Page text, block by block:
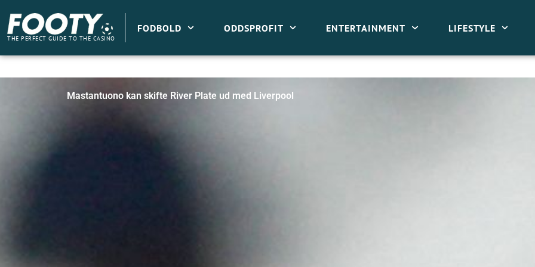
indholdet
THE PERFECT GUIDE TO THE CASINO
FODBOLD ODDSPROFIT ENTERTAINMENT LIFESTYLE
Mastantuono kan skifte River Plate ud med Liverpool